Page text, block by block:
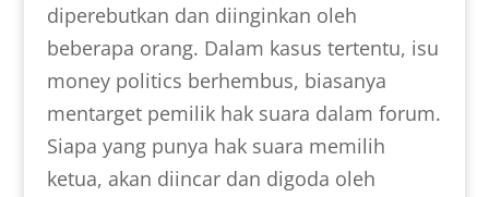
diperebutkan dan diinginkan oleh
beberapa orang. Dalam kasus tertentu, isu
money politics berhembus, biasanya
mentarget pemilik hak suara dalam forum.
Siapa yang punya hak suara memilih
ketua, akan diincar dan digoda oleh